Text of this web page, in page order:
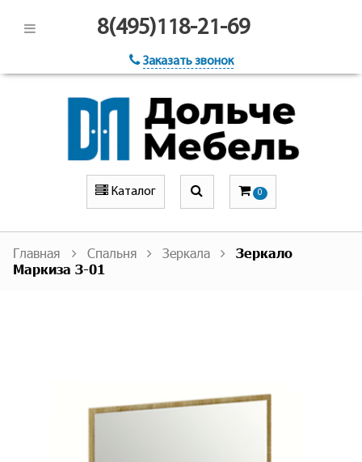
8(495)118-21-69
Заказать звонок
Каталог 0
Главная Спальня Зеркала
Зеркало
Маркиза З-01